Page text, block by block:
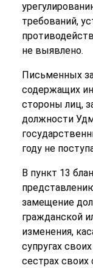
требований,
не выявлено.
Письменных
содержащих
стороны лиц,
должности
году не
В пункт 13
замещение
гражданской
изменения,
супругах
сестрах своих